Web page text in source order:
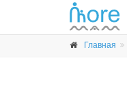
Главная